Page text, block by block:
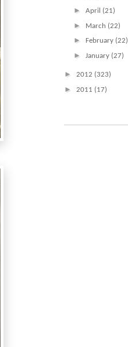
► April (21)
► March (22)
► February (22)
► January (27)
► 2012 (323)
► 2011 (17)